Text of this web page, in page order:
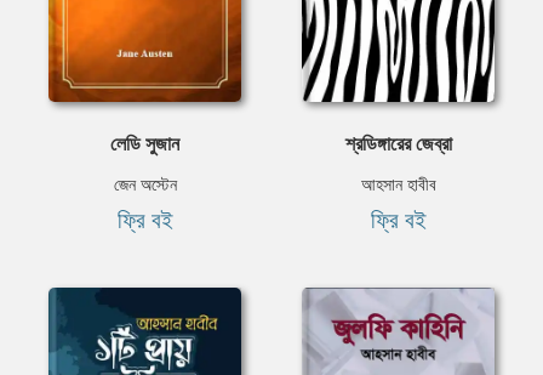
লেডি সুজান
জেন অস্টেন
ফ্রি বই
শ্রডিঙ্গারের জেব্রা
আহসান হাবীব
ফ্রি বই